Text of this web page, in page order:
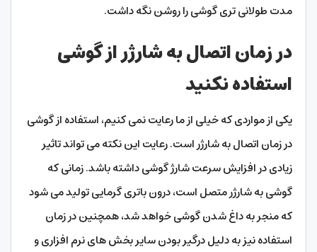
مدت طولانی تری گوشی را روشن نگه داشت.
در زمان اتصال به شارژر از گوشی
استفاده نکنید
یکی از مواردی که خیلی از ما رعایت نمی کنیم، استفاده از گوشی
در زمان اتصال به شارژر است. رعایت این نکته می تواند تاثیر
زیادی در افزایش سرعت شارژ گوشی داشته باشد. زمانی که
گوشی به شارژر متصل است، درون باتری گرمایی تولید می شود
که منجر به داغ شدن گوشی خواهد شد، همچنین در زمان
استفاده نیز به دلیل درگیر بودن سایر بخش های نرم افزاری و